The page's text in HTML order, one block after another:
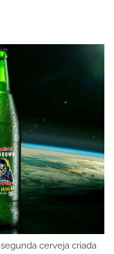
cerveja criada